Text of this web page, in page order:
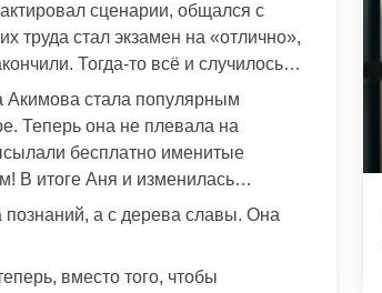
сценарии, общался с
труда стал экзамен на «отлично»,
Тогда-то всё и случилось…
Акимова стала популярным
Теперь она не плевала на
бесплатно именитые
В итоге Аня и изменилась…
познаний, а с дерева славы. Она
вместо того, чтобы